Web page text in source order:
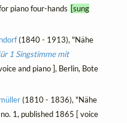
piano four-hands [sung
(1840 - 1913), "Nähe
1 Singstimme mit
and piano ], Berlin, Bote
(1810 - 1836), "Nähe
1, published 1865 [ voice